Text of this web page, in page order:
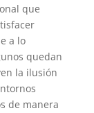
que
a lo
quedan
la ilusión
de manera